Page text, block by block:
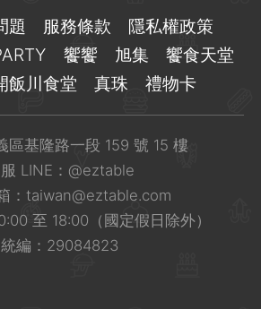
題 服務條款
隱私權政策
饗饗 旭集
饗食天堂
飯川食堂 真珠 禮物卡
區基隆路一段 159 號 15 樓
LINE： @eztable
： taiwan@eztable.com
至 18:00（國定假日除外）
統編：29084823